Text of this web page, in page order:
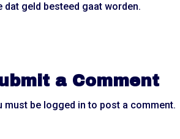
dat geld besteed gaat worden.
a Comment
must be logged in to post a comment.